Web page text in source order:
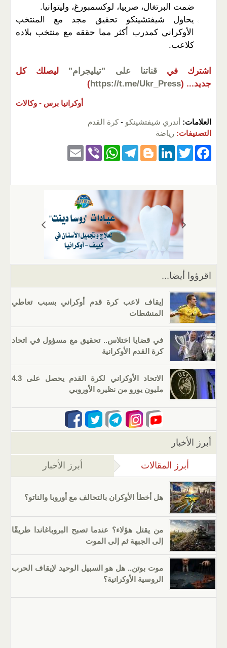
ضمت البرتغال، صربيا، لوكسمبورغ، وليتوانيا.
يحاول شيفتشينكو تحقيق مجد مع المنتخب
الأوكراني كمدرب أكثر مما حققه مع منتخب بلاده
كلاعب.
اشترك في قناتنا على "تيليجرام"
ليصلك كل
جديد... (
https://t.me/Ukr_Press
)
أوكرانيا برس - وكالات
العلامات: أندري شيفتشينكو - كرة القدم
التصنيفات: رياضة
F
k
T
er
Li
e
Bl
er
T
gr
a
m
W
s
A
p
p
Vi
اقرؤوا أيضا...
إيقاف لاعب كرة قدم أوكراني بسبب تعاطي
المنشطات
في قضايا اختلاس.. تحقيق مع مسؤول في اتحاد
كرة القدم الأوكرانية
الاتحاد الأوكراني لكرة القدم يحصل على 4.3
مليون يورو من نظيره الأوروبي
أبرز الأخبار
أبرز المقالات (علامة التبويب النشطة)
أبرز الأخبار
هل أخطأ الأوكران بالتحالف مع أوروبا والناتو؟
من يقتل هؤلاء؟ عندما تصبح البروباغاندا طريقًا
إلى الجبهة ثم إلى الموت
موت بوتن.. هل هو السبيل الوحيد لإيقاف الحرب
الروسية الأوكرانية؟